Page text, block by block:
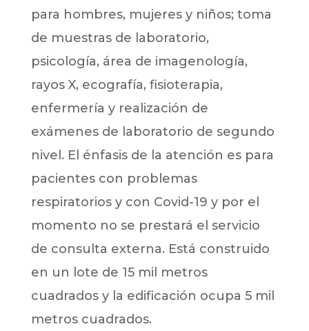
para hombres, mujeres y niños; toma
de muestras de laboratorio,
psicología, área de imagenología,
rayos X, ecografía, fisioterapia,
enfermería y realización de
exámenes de laboratorio de segundo
nivel. El énfasis de la atención es para
pacientes con problemas
respiratorios y con Covid-19 y por el
momento no se prestará el servicio
de consulta externa. Está construido
en un lote de 15 mil metros
cuadrados y la edificación ocupa 5 mil
metros cuadrados.